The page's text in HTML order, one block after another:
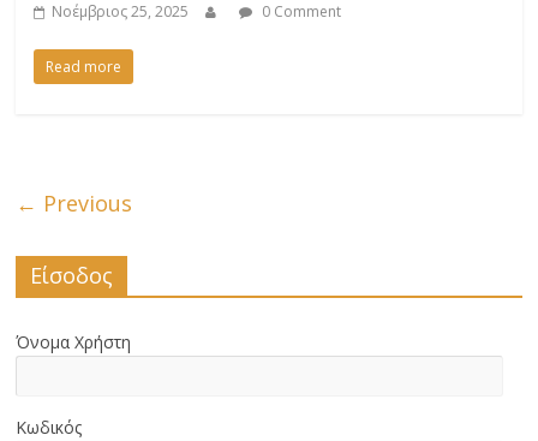
Νοέμβριος 25, 2025 0 Comment
Read more
← Previous
Είσοδος
Όνομα Χρήστη
Κωδικός